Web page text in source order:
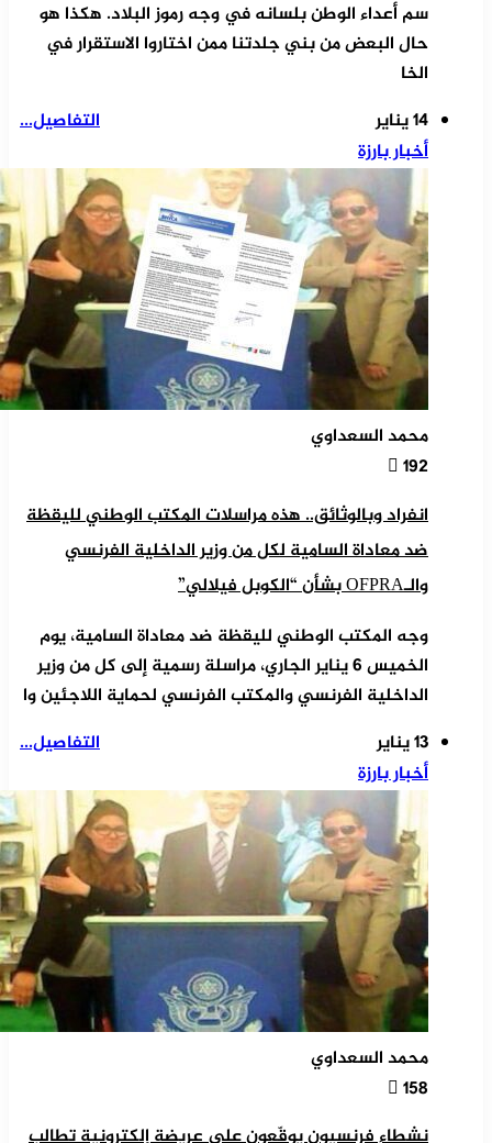
سم أعداء الوطن بلسانه في وجه رموز البلاد. هكذا هو
حال البعض من بني جلدتنا ممن اختاروا الاستقرار في
الخا
التفاصيل...
14 يناير
أخبار بارزة
محمد السعداوي
192
انفراد وبالوثائق.. هذه مراسلات المكتب الوطني لليقظة
ضد معاداة السامية لكل من وزير الداخلية الفرنسي
والـOFPRA بشأن “الكوبل فيلالي”
وجه المكتب الوطني لليقظة ضد معاداة السامية، يوم
الخميس 6 يناير الجاري، مراسلة رسمية إلى كل من وزير
الداخلية الفرنسي والمكتب الفرنسي لحماية اللاجئين وا
التفاصيل...
13 يناير
أخبار بارزة
محمد السعداوي
158
نشطاء فرنسيون يوقّعون على عريضة إلكترونية تطالب